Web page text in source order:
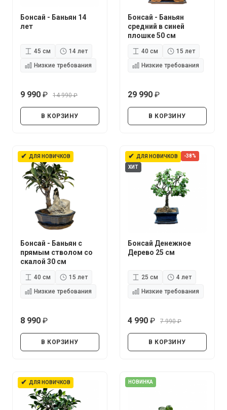
Бонсай - Баньян 14
лет
45 см
14 лет
Низкие требования
9 990
14 990
В КОРЗИНУ
Бонсай - Баньян
средний в синей
плошке 50 см
40 см
15 лет
Низкие требования
29 990
В КОРЗИНУ
✔ ДЛЯ НОВИЧКОВ
Бонсай - Баньян с
прямым стволом со
скалой 30 см
40 см
15 лет
Низкие требования
8 990
В КОРЗИНУ
✔ ДЛЯ НОВИЧКОВ
-38%
ХИТ
Бонсай Денежное
Дерево 25 см
25 см
4 лет
Низкие требования
4 990
7 990
В КОРЗИНУ
✔ ДЛЯ НОВИЧКОВ НОВИНКА